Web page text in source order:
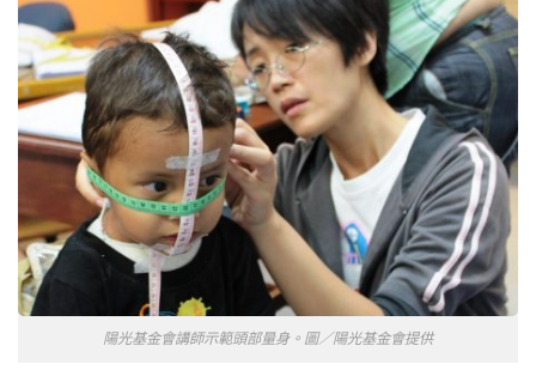
陽光基金會講師示範頭部量身。圖／陽光基金會提供